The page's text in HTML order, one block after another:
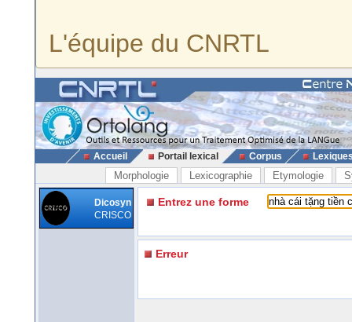
L'équipe du CNRTL
Accueil Portail lexical Corpus
Morphologie Lexicographie Etymologie
Dicosyn
CRISCO
Entrez une forme
Erreur